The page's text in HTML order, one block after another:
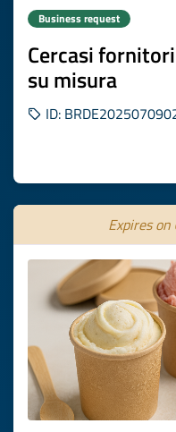
Business request
Cercasi
su misura
ID:
Expires on